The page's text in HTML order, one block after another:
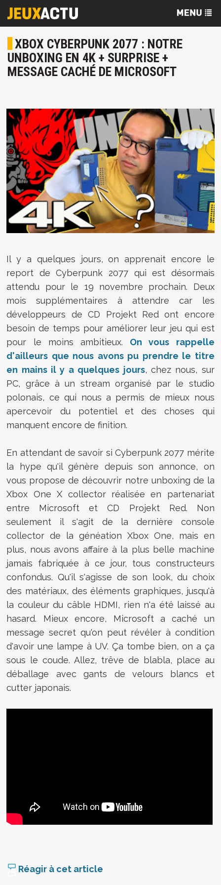
XBOX CYBERPUNK 2077 : NOTRE
UNBOXING EN 4K + SURPRISE +
MESSAGE CACHÉ DE MICROSOFT
Il y a quelques jours, on apprenait encore le
report de Cyberpunk 2077 qui est désormais
attendu pour le 19 novembre prochain. Deux
mois supplémentaires à attendre car les
développeurs de CD Projekt Red ont encore
besoin de temps pour améliorer leur jeu qui est
pour le moins ambitieux. On vous rappelle
d'ailleurs que nous avons pu prendre le titre
en mains il y a quelques jours, chez nous, sur
PC, grâce à un stream organisé par le studio
polonais, ce qui nous a permis de mieux nous
apercevoir du potentiel et des choses qui
manquent encore de finition.
En attendant de savoir si Cyberpunk 2077 mérite
la hype qu'il génère depuis son annonce, on
vous propose de découvrir notre unboxing de la
Xbox One X collector réalisée en partenariat
entre Microsoft et CD Projekt Red. Non
seulement il s'agit de la dernière console
collector de la généation Xbox One, mais en
plus, nous avons affaire à la plus belle machine
jamais fabriquée à ce jour, tous constructeurs
confondus. Qu'il s'agisse de son look, du choix
des matériaux, des éléments graphiques, jusqu'à
la couleur du câble HDMI, rien n'a été laissé au
hasard. Mieux encore, Microsoft a caché un
message secret qu'on peut révéler à condition
d'avoir une lampe à UV. Ça tombe bien, on a ça
sous le coude. Allez, trêve de blabla, place au
déballage avec gants de velours blancs et
cutter japonais.
Réagir à cet article